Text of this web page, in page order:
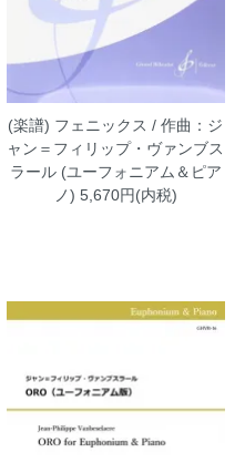
(楽譜) フェニックス / 作曲：ジ
ャン＝フィリップ・ヴァンブス
ラール (ユーフォニアム＆ピア
ノ) 5,670円(内税)